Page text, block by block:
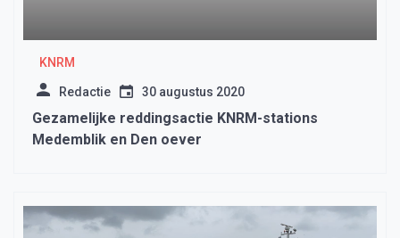
KNRM
Redactie 30 augustus 2020
Gezamelijke reddingsactie KNRM-stations
Medemblik en Den oever